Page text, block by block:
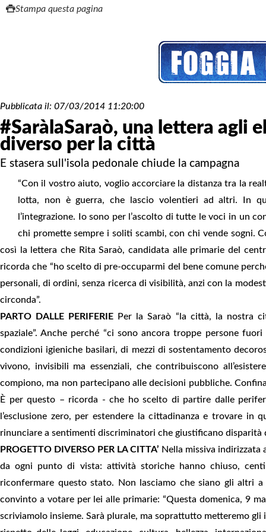
Stampa questa pagina
Pubblicata il: 07/03/2014 11:20:00
#SaràlaSaraò, una lettera agli
diverso per la città
E stasera sull'isola pedonale chiude la campagna
“Con il vostro aiuto, voglio accorciare la distanza tra la
lotta, non è guerra, che lascio volentieri ad altri. In
l’integrazione. Io sono per l’ascolto di tutte le voci in un
chi promette sempre i soliti scambi, con chi vende sogni.
così la lettera che Rita Saraò, candidata alle primarie del
ricorda che “ho scelto di pre-occuparmi del bene comune
personali, di ordini, senza ricerca di visibilità, anzi con la
circonda”.
PARTO DALLE PERIFERIE
Per la Saraò “la città, la nostra
spaziale”. Anche perché “ci sono ancora troppe persone
condizioni igieniche basilari, di mezzi di sostentamento
vivono, invisibili ma essenziali, che contribuiscono
compiono, ma non partecipano alle decisioni pubbliche.
È per questo – ricorda - che ho scelto di partire dalle
l’esclusione zero, per estendere la cittadinanza e trovare
rinunciare a sentimenti discriminatori che giustificano
PROGETTO DIVERSO PER LA CITTA’ Nella missiva indirizzata
da ogni punto di vista: attività storiche hanno chiuso,
riconfermare questo stato. Non lasciamo che siano gli altri
convinto a votare per lei alle primarie: “Questa domenica, 9
scriviamolo insieme. Sarà plurale, ma soprattutto metteremo